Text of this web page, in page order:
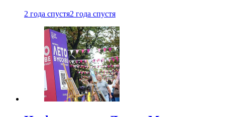
2 года спустя2 года спустя